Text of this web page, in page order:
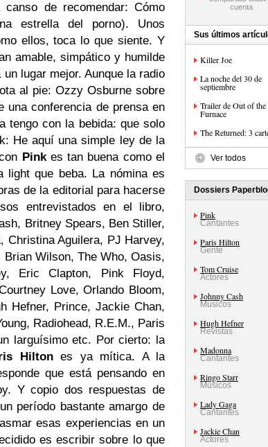
de recomendar: Cómo
estrella del porno). Unos
ellos, toca lo que siente. Y
amable, simpático y humilde
lugar mejor. Aunque la radio
al pie: Ozzy Osburne sobre
una conferencia de prensa en
tengo con la bebida: que solo
He aquí una simple ley de la
Pinkes tan buena como el
light que beba. La nómina es
de la editorial para hacerse
entrevistados en el libro,
Britney Spears, Ben Stiller,
Christina Aguilera, PJ Harvey,
Brian Wilson, The Who, Oasis,
Eric Clapton, Pink Floyd,
Love, Orlando Bloom,
Hefner, Prince, Jackie Chan,
Radiohead, R.E.M., Paris
larguísimo etc. Por cierto: la
Hiltones ya mítica. A la
que está pensando en
Y copio dos respuestas de
período bastante amargo de
esas experiencias en un
es escribir sobre lo que
Sus últimos
Killer Joe
La noche del 30 de
septiembre
Trailer de Out of the
Furnace
The Returned: 3
Ver todos
Dossiers
Pink
Cantantes
Paris Hilton
Gente
Tom Cruise
Actores
Johnny Cash
Músicos
Hugh Hefner
Revistas
Madonna
Cantantes
Ringo Starr
Músicos
Lady Gaga
Cantantes
Jackie Chan
Actores